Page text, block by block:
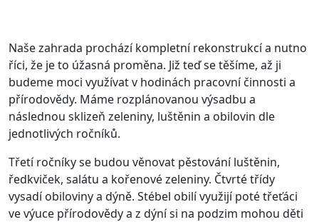
Naše zahrada prochází kompletní rekonstrukcí a nutno
říci, že je to úžasná proměna. Již teď se těšíme, až ji
budeme moci využívat v hodinách pracovní činnosti a
přírodovědy. Máme rozplánovanou výsadbu a
následnou sklizeň zeleniny, luštěnin a obilovin dle
jednotlivých ročníků.
Třetí ročníky se budou věnovat pěstování luštěnin,
ředkviček, salátu a kořenové zeleniny. Čtvrté třídy
vysadí obiloviny a dýně. Stébel obilí využijí poté třeťáci
ve výuce přírodovědy a z dýní si na podzim mohou děti